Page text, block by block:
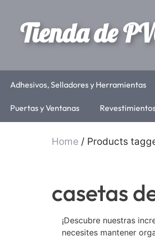
Tienda de
Adhesivos, Selladores y Herramientas
Puertas y Ventanas
Home / Products
casetas
¡Descubre nuestras
necesites mantener